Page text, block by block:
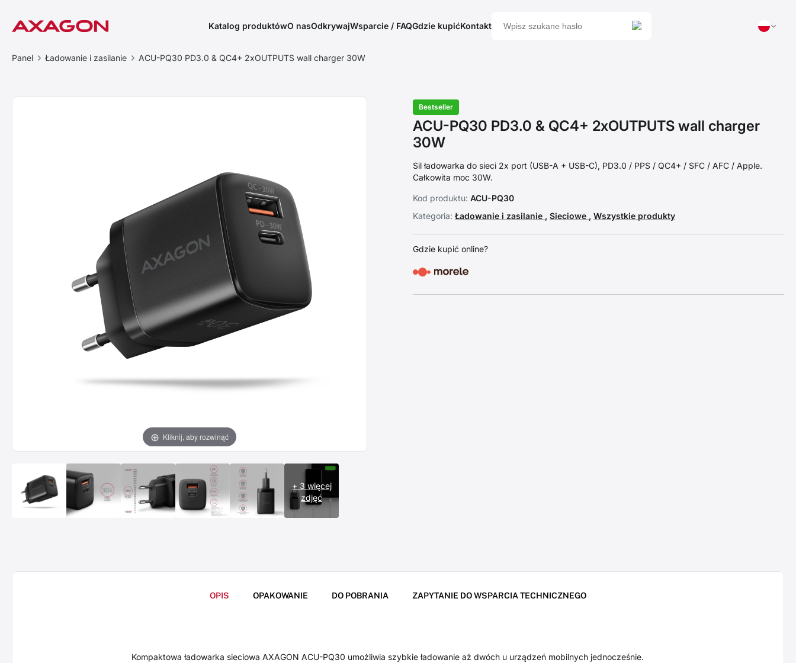
Katalog produktówO nasOdkrywajWsparcie / FAQGdzie kupićKontakt
Panel Ładowanie i zasilanie ACU-PQ30 PD3.0 & QC4+ 2xOUTPUTS wall charger 30W
Kliknij, aby rozwinąć
+ 3 więcej
zdjęć
Bestseller
ACU-PQ30 PD3.0 & QC4+ 2xOUTPUTS wall charger
30W
Sil ładowarka do sieci 2x port (USB-A + USB-C), PD3.0 / PPS / QC4+ / SFC / AFC / Apple.
Całkowita moc 30W.
Kod produktu: ACU-PQ30
Kategoria: Ładowanie i zasilanie , Sieciowe , Wszystkie produkty
Gdzie kupić online?
OPIS OPAKOWANIE DO POBRANIA ZAPYTANIE DO WSPARCIA TECHNICZNEGO
Kompaktowa ładowarka sieciowa AXAGON ACU-PQ30 umożliwia szybkie ładowanie aż dwóch u urządzeń mobilnych jednocześnie.